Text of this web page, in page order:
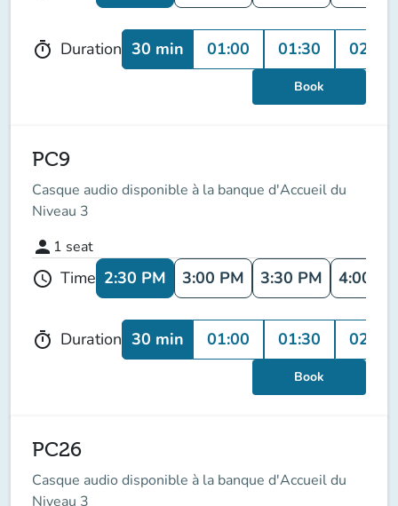
timer Duration 30 min 01:00 01:30 02:00
Book
PC9
Casque audio disponible à la banque d'Accueil du
Niveau 3
person 1 seat
schedule Time 2:30 PM 3:00 PM 3:30 PM 4:00
timer Duration 30 min 01:00 01:30 02:00
Book
PC26
Casque audio disponible à la banque d'Accueil du
Niveau 3